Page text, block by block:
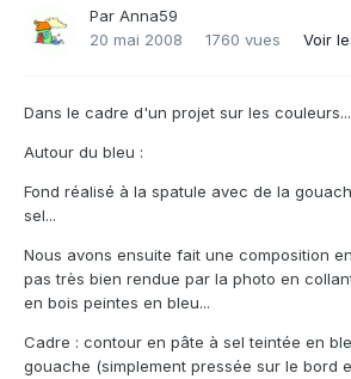
Par Anna59
20 mai 2008
1760 vues Voir
Dans le cadre d'un projet sur les couleurs...
Autour du bleu :
Fond réalisé à la spatule avec de la
sel...
Nous avons ensuite fait une composition
pas très bien rendue par la photo en
en bois peintes en bleu...
Cadre : contour en pâte à sel teintée en
gouache (simplement pressée sur le bord